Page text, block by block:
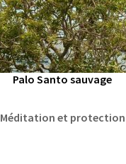
Palo Santo sauvage
Méditation et protection